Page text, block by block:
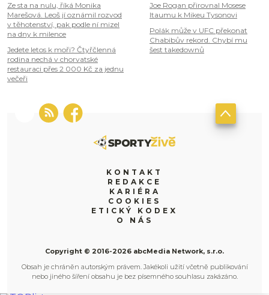
Ze sta na nulu, říká Monika
Marešová. Leoš jí oznámil rozvod
v těhotenství, pak podle ní mizel
na dny k milence
Jedete letos k moři? Čtyřčlenná
rodina nechá v chorvatské
restauraci přes 2 000 Kč za jednu
večeři
Joe Rogan přirovnal Mosese
Itaumu k Mikeu Tysonovi
Polák může v UFC překonat
Chabibův rekord. Chybí mu
šest takedownů
KONTAKT
REDAKCE
KARIÉRA
COOKIES
ETICKÝ KODEX
O NÁS
Copyright © 2016-2026 abcMedia Network, s.r.o.
Obsah je chráněn autorským právem. Jakékoli užití včetně publikování
nebo jiného šíření obsahu je bez písemného souhlasu zakázáno.